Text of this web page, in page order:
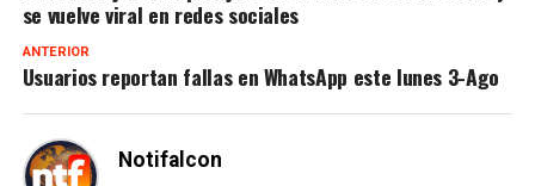
se vuelve viral en redes sociales
ANTERIOR
Usuarios reportan fallas en WhatsApp este lunes 3-Ago
Notifalcon